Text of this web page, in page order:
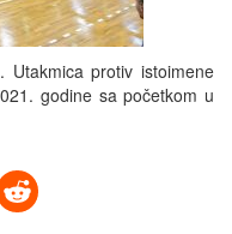
protiv istoimene
godine sa početkom u